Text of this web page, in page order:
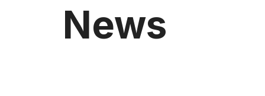
News